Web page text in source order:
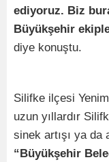
ediyoruz. Biz
Büyükşehir
diye konuştu.
Silifke ilçesi
uzun yıllardır
sinek artışı ya da
“Büyükşehir